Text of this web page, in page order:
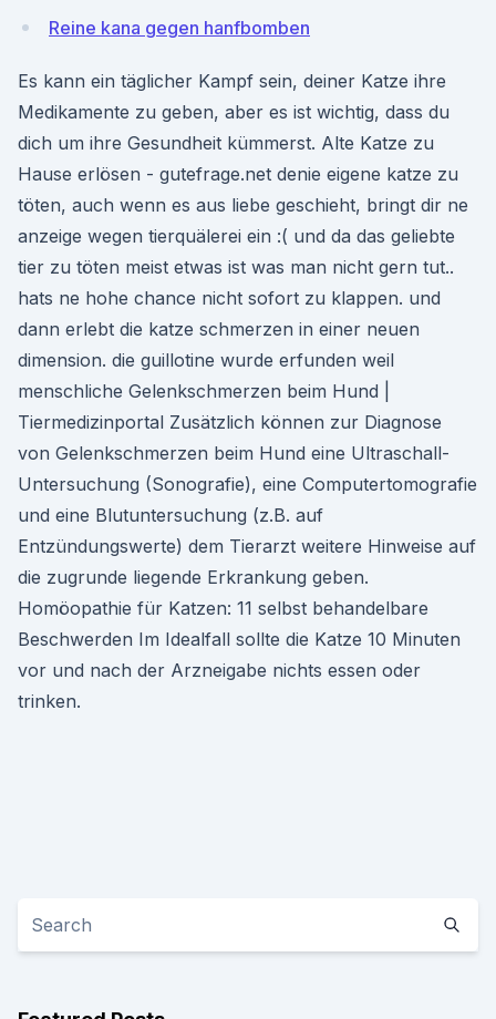
Reine kana gegen hanfbomben
Es kann ein täglicher Kampf sein, deiner Katze ihre
Medikamente zu geben, aber es ist wichtig, dass du
dich um ihre Gesundheit kümmerst. Alte Katze zu
Hause erlösen - gutefrage.net denie eigene katze zu
töten, auch wenn es aus liebe geschieht, bringt dir ne
anzeige wegen tierquälerei ein :( und da das geliebte
tier zu töten meist etwas ist was man nicht gern tut..
hats ne hohe chance nicht sofort zu klappen. und
dann erlebt die katze schmerzen in einer neuen
dimension. die guillotine wurde erfunden weil
menschliche Gelenkschmerzen beim Hund |
Tiermedizinportal Zusätzlich können zur Diagnose
von Gelenkschmerzen beim Hund eine Ultraschall-
Untersuchung (Sonografie), eine Computertomografie
und eine Blutuntersuchung (z.B. auf
Entzündungswerte) dem Tierarzt weitere Hinweise auf
die zugrunde liegende Erkrankung geben.
Homöopathie für Katzen: 11 selbst behandelbare
Beschwerden Im Idealfall sollte die Katze 10 Minuten
vor und nach der Arzneigabe nichts essen oder
trinken.